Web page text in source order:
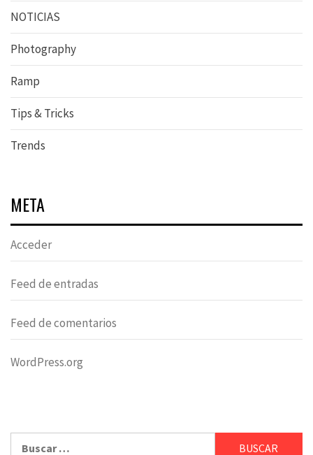
NOTICIAS
Photography
Ramp
Tips & Tricks
Trends
META
Acceder
Feed de entradas
Feed de comentarios
WordPress.org